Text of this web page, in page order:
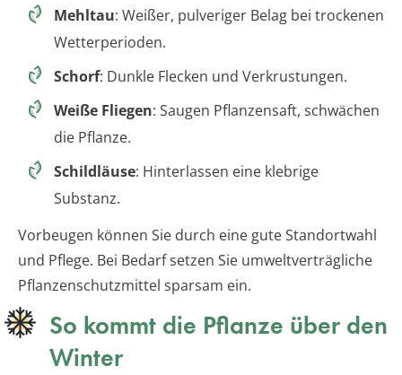
Mehltau: Weißer, pulveriger Belag bei trockenen
Wetterperioden.
Schorf: Dunkle Flecken und Verkrustungen.
Weiße Fliegen: Saugen Pflanzensaft, schwächen
die Pflanze.
Schildläuse: Hinterlassen eine klebrige
Substanz.
Vorbeugen können Sie durch eine gute Standortwahl
und Pflege. Bei Bedarf setzen Sie umweltverträgliche
Pflanzenschutzmittel sparsam ein.
So kommt die Pflanze über den
Winter